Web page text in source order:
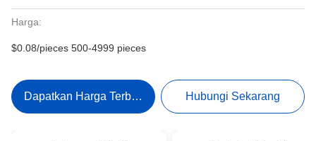
Harga:
$0.08/pieces 500-4999 pieces
Dapatkan Harga Terbaik Hubungi Sekarang